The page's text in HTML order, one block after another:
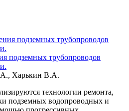
подземных трубопроводов
Харькин В.А.
технологии ремонта,
подземных водопроводных и